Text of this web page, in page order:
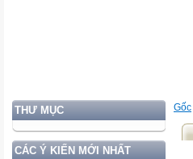
THƯ MỤC
CÁC Ý KIẾN MỚI NHẤT
Gốc